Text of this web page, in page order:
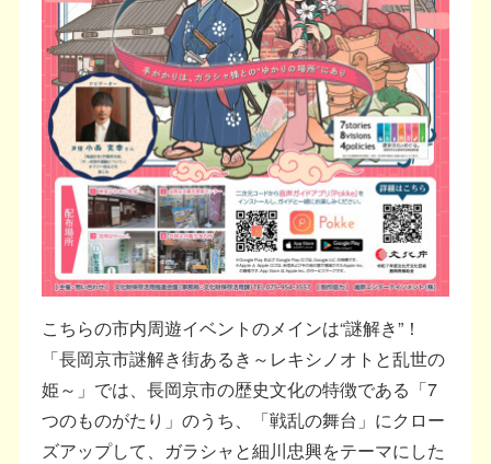
こちらの市内周遊イベントのメインは“謎解き”！
「長岡京市謎解き街あるき～レキシノオトと乱世の
姫～」では、長岡京市の歴史文化の特徴である「7
つのものがたり」のうち、「戦乱の舞台」にクロー
ズアップして、ガラシャと細川忠興をテーマにした